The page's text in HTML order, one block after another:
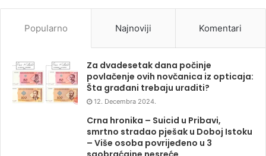
Popularno Najnoviji Komentari
Za dvadesetak dana počinje
povlačenje ovih novčanica iz opticaja:
Šta građani trebaju uraditi?
12. Decembra 2024.
Crna hronika – Suicid u Pribavi,
smrtno stradao pješak u Doboj Istoku
– Više osoba povrijeđeno u 3